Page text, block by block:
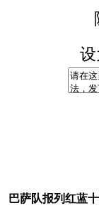
巴萨队报列红蓝